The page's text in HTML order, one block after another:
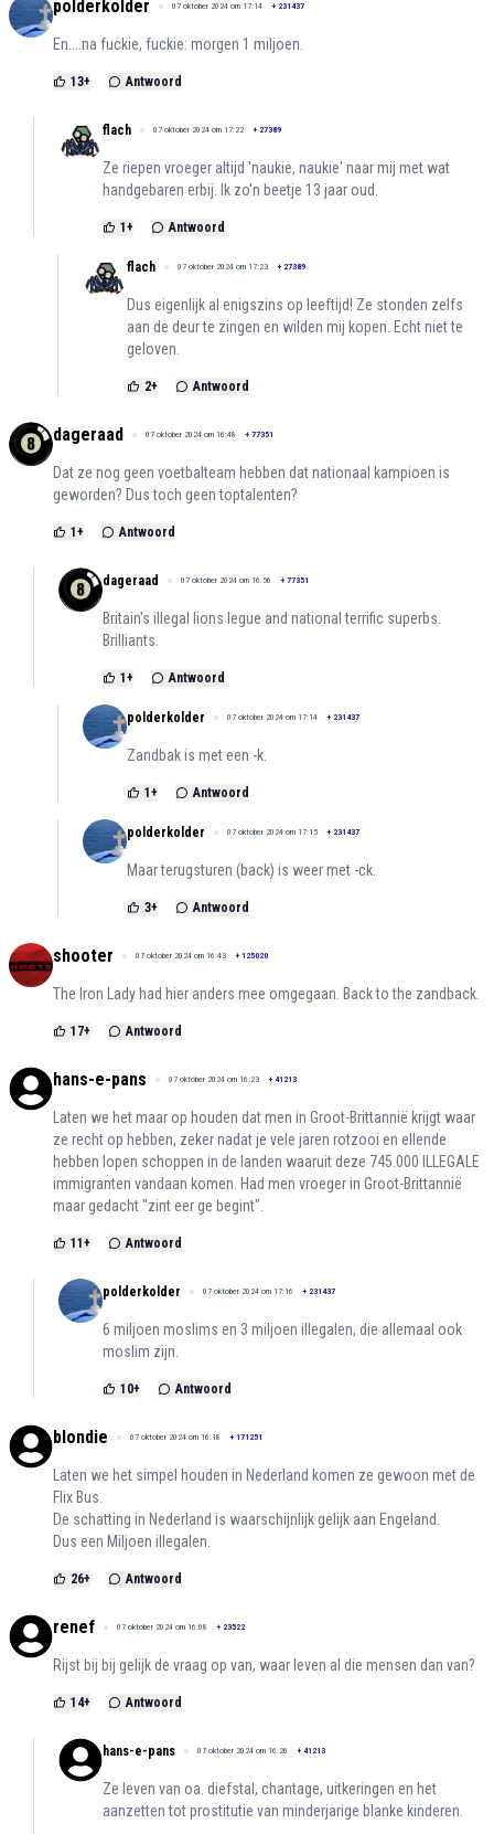
polderkolder 07 oktober 2024 om 17:14 + 231437
En....na fuckie, fuckie: morgen 1 miljoen.
13+ Antwoord
flach 07 oktober 2024 om 17:22 + 27389
Ze riepen vroeger altijd 'naukie, naukie' naar mij met wat
handgebaren erbij. Ik zo'n beetje 13 jaar oud.
1 + Antwoord
flach 07 oktober 2024 om 17:23 + 27389
Dus eigenlijk al enigszins op leeftijd! Ze stonden zelfs
aan de deur te zingen en wilden mij kopen. Echt niet te
geloven.
2+ Antwoord
dageraad 07 oktober 2024 om 16:48 + 77351
Dat ze nog geen voetbalteam hebben dat nationaal kampioen is
geworden? Dus toch geen toptalenten?
1 + Antwoord
dageraad 07 oktober 2024 om 16:56 + 77351
Britain's illegal lions legue and national terrific superbs.
Brilliants.
1 + Antwoord
polderkolder 07 oktober 2024 om 17:14 + 231437
Zandbak is met een -k.
1 + Antwoord
polderkolder 07 oktober 2024 om 17:15 + 231437
Maar terugsturen (back) is weer met -ck.
3+ Antwoord
shooter 07 oktober 2024 om 16:43 + 125020
The Iron Lady had hier anders mee omgegaan. Back to the zandback.
17+ Antwoord
hans-e-pans 07 oktober 2024 om 16:23 + 41213
Laten we het maar op houden dat men in Groot-Brittannië krijgt waar
ze recht op hebben, zeker nadat je vele jaren rotzooi en ellende
hebben lopen schoppen in de landen waaruit deze 745.000 ILLEGALE
immigranten vandaan komen. Had men vroeger in Groot-Brittannië
maar gedacht "zint eer ge begint".
11 + Antwoord
polderkolder 07 oktober 2024 om 17:16 + 231437
6 miljoen moslims en 3 miljoen illegalen, die allemaal ook
moslim zijn.
10+ Antwoord
blondie 07 oktober 2024 om 16:18 + 171251
Laten we het simpel houden in Nederland komen ze gewoon met de
Flix Bus.
De schatting in Nederland is waarschijnlijk gelijk aan Engeland.
Dus een Miljoen illegalen.
26+ Antwoord
renef 07 oktober 2024 om 16:08 + 23522
Rijst bij bij gelijk de vraag op van, waar leven al die mensen dan van?
14+ Antwoord
hans-e-pans 07 oktober 2024 om 16:26 + 41213
Ze leven van oa. diefstal, chantage, uitkeringen en het
aanzetten tot prostitutie van minderjarige blanke kinderen.